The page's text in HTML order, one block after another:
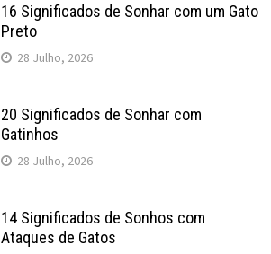
16 Significados de Sonhar com um Gato
Preto
28 Julho, 2026
20 Significados de Sonhar com
Gatinhos
28 Julho, 2026
14 Significados de Sonhos com
Ataques de Gatos